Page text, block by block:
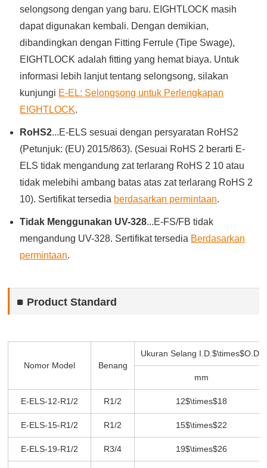
selongsong dengan yang baru. EIGHTLOCK masih
dapat digunakan kembali. Dengan demikian,
dibandingkan dengan Fitting Ferrule (Tipe Swage),
EIGHTLOCK adalah fitting yang hemat biaya. Untuk
informasi lebih lanjut tentang selongsong, silakan
kunjungi E-EL: Selongsong untuk Perlengkapan
EIGHTLOCK.
RoHS2...E-ELS sesuai dengan persyaratan RoHS2
(Petunjuk: (EU) 2015/863). (Sesuai RoHS 2 berarti E-
ELS tidak mengandung zat terlarang RoHS 2 10 atau
tidak melebihi ambang batas atas zat terlarang RoHS 2
10). Sertifikat tersedia berdasarkan permintaan.
Tidak Menggunakan UV-328...E-FS/FB tidak
mengandung UV-328. Sertifikat tersedia Berdasarkan
permintaan.
Product Standard
Nomor Model Benang
Ukuran Selang I.D.$\times$O.D.
mm
E-ELS-12-R1/2 R1/2 12$\times$18
E-ELS-15-R1/2 R1/2 15$\times$22
E-ELS-19-R1/2 R3/4 19$\times$26